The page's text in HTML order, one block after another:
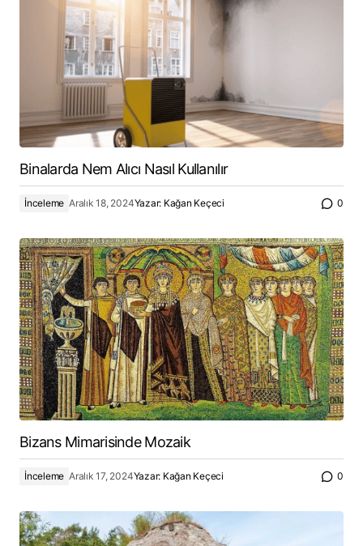
Binalarda Nem Alıcı Nasıl Kullanılır
İnceleme Aralık 18, 2024Yazar: Kağan Keçeci 0
Bizans Mimarisinde Mozaik
İnceleme Aralık 17, 2024Yazar: Kağan Keçeci 0